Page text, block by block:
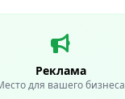
Реклама
для вашего бизнеса